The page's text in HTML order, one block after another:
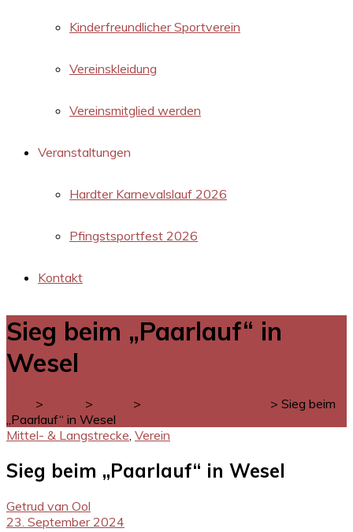
Kinderfreundlicher Sportverein
Vereinskleidung
Vereinsmitglied werden
Veranstaltungen
Hardter Karnevalslauf 2026
Pfingstsportfest 2026
Kontakt
Sieg beim „Paarlauf“ in
Wesel
> > > > Sieg beim
„Paarlauf“ in Wesel
Mittel- & Langstrecke Verein
Sieg beim „Paarlauf“ in Wesel
Getrud van Ool
23. September 2024